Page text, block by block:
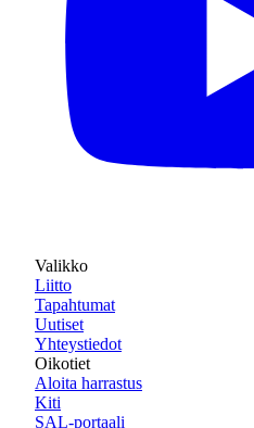
Valikko
Liitto
Tapahtumat
Uutiset
Yhteystiedot
Oikotiet
Aloita harrastus
Kiti
SAL-portaali